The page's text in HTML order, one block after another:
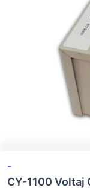
-
CY-1100 Voltaj